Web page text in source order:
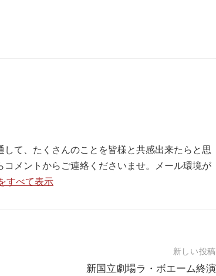
て、たくさんのことを皆様と共感出来たらと思
メントからご連絡くださいませ。メール環境が
すべて表示
新しい投稿
新国立劇場ラ・ボエーム終演